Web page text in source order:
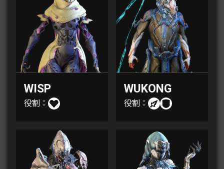
WISP
役割：
WUKONG
役割：